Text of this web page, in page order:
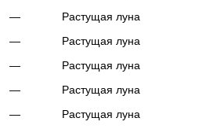
—
Растущая луна
—
Растущая луна
—
Растущая луна
—
Растущая луна
—
Растущая луна